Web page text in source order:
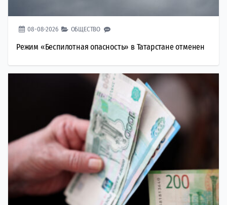
08-08-2026 ОБЩЕСТВО
Режим «Беспилотная опасность» в Татарстане отменен